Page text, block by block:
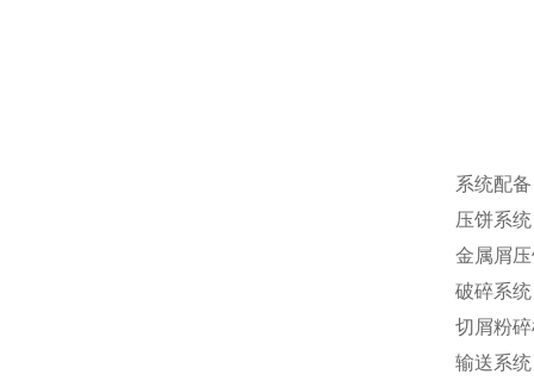
系统配
压饼系统
金属屑
破碎系统
切屑粉
输送系统